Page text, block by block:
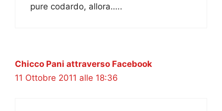
pure codardo, allora…..
Chicco Pani attraverso Facebook
11 Ottobre 2011 alle 18:36